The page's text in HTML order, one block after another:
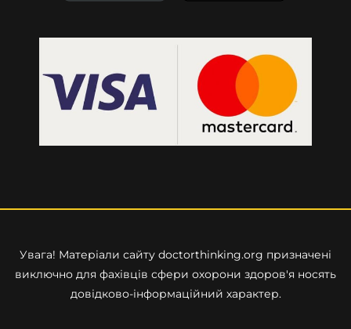
Увага! Матеріали сайту doctorthinking.org призначені
виключно для фахівців сфери охорони здоров'я носять
довідково-інформаційний характер.